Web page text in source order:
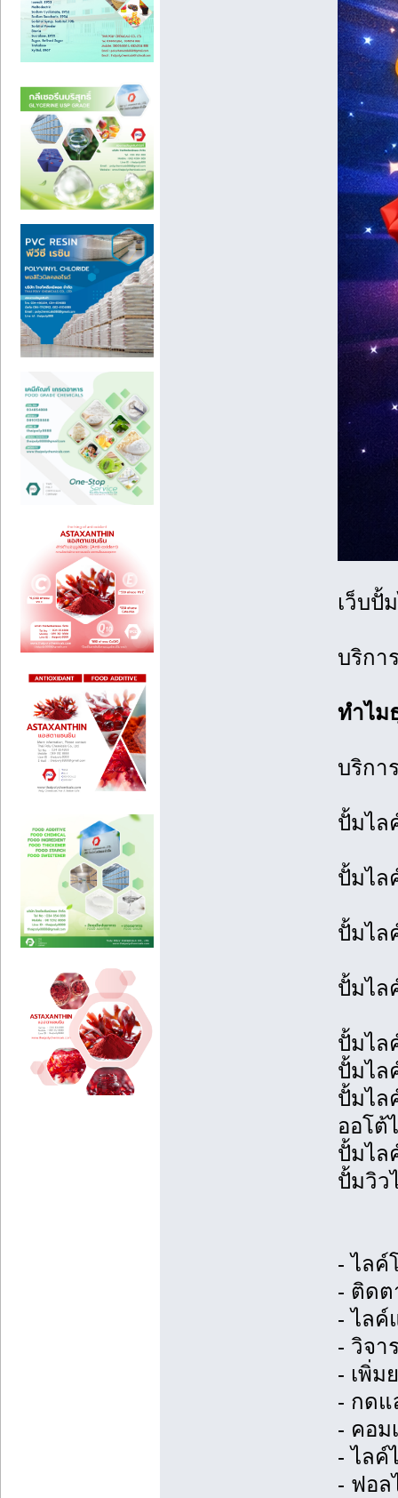
เว็บปั้
บริกา
ทำไม
บริกา
ปั้มไล
ปั้มไล
ปั้มไล
ปั้มไล
ปั้มไล
ปั้มไล
ปั้มไล
ออโต้
ปั้มไล
ปั้มวิว
- ไลค์
- ติดต
- ไลค์
- วิจา
- เพิ่ม
- กดแ
- คอม
- ไลค์
- ฟอล